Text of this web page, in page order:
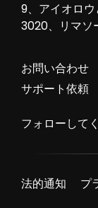
9、アイオロ
3020、リマソ
お問い合わせ
サポート依頼
フォローして
法的通知 プ